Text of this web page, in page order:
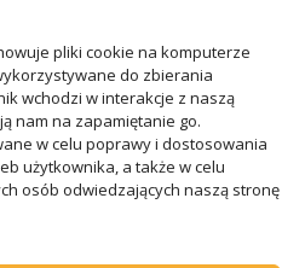
pliki cookie na komputerze
do zbierania
wchodzi w interakcje z naszą
nam na zapamiętanie go.
w celu poprawy i dostosowania
użytkownika, a także w celu
osób odwiedzających naszą stronę
w
kto płaci i
co